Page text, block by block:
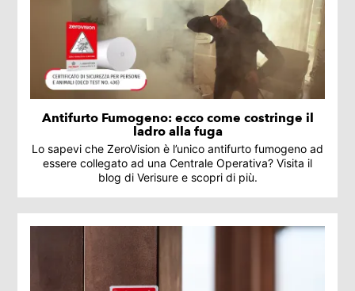
Antifurto Fumogeno: ecco come costringe il
ladro alla fuga
Lo sapevi che ZeroVision è l’unico antifurto fumogeno ad
essere collegato ad una Centrale Operativa? Visita il
blog di Verisure e scopri di più.